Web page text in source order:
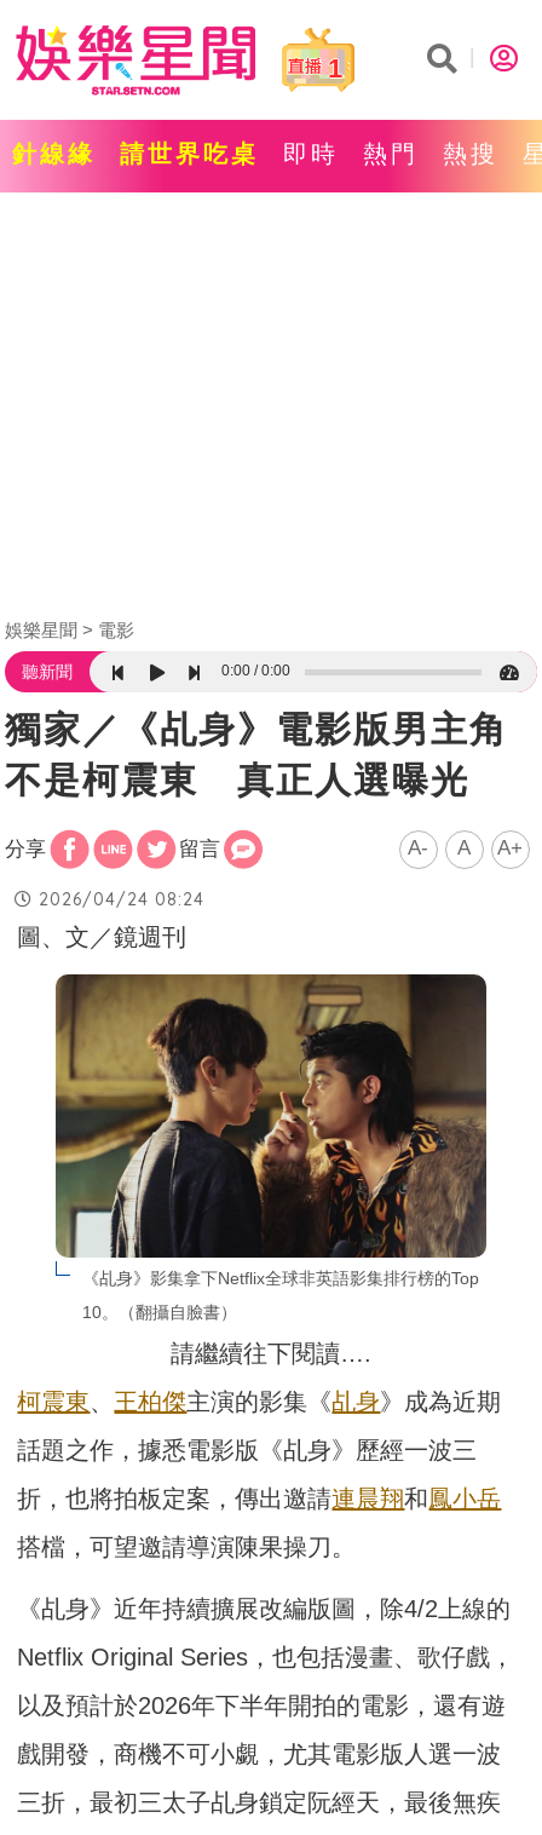
1
針線緣 請世界吃桌 即時 熱門 熱搜
娛樂星聞 電影
聽新聞 0:00 0:00
獨家／《乩身》電影版男主角
不是柯震東 真正人選曝光
分享 留言 A- A A+
2026/04/24 08:24
圖、文／鏡週刊
《乩身》影集拿下Netflix全球非英語影集排行榜的Top
10。（翻攝自臉書）
請繼續往下閱讀….
柯震東、 王柏傑主演的影集《乩身》成為近期
話題之作，據悉電影版《乩身》歷經一波三
折，也將拍板定案，傳出邀請連晨翔和鳳小岳
搭檔，可望邀請導演陳果操刀。
《乩身》近年持續擴展改編版圖，除4/2上線的
Netflix Original Series，也包括漫畫、歌仔戲，
以及預計於2026年下半年開拍的電影，還有遊
戲開發，商機不可小覷，尤其電影版人選一波
三折，最初三太子乩身鎖定阮經天，最後無疾